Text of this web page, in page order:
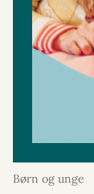
Børn og unge